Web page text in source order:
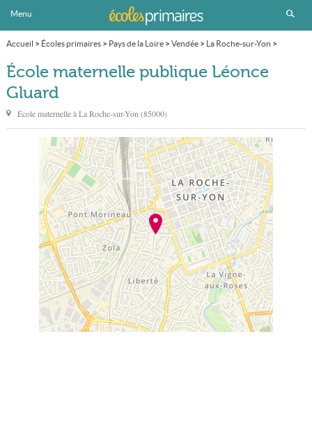
Menu
Accueil > Écoles primaires> Pays de la Loire> Vendée> La Roche-sur-Yon >
École maternelle publique Léonce Gluard
École maternelle publique Léonce
Gluard
École maternelle àLa Roche-sur-Yon (85000)